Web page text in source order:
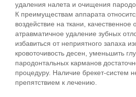
удаления налета и очищения
К преимуществам аппарата
воздействие на ткани, качественное
атравматичное удаление зубных
избавиться от неприятного запаха
кровоточивость десен, уменьшить
пародонтальных карманов
процедуру. Наличие брекет-систем
препятствием к лечению.